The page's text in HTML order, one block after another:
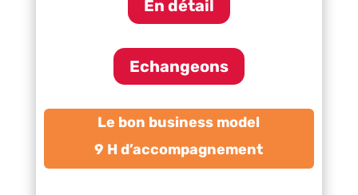
En détail
Echangeons
Le bon business model
9 H d’accompagnement